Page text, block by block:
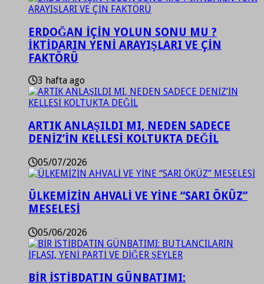
ERDOĞAN İÇİN YOLUN SONU MU ?
İKTİDARIN YENİ ARAYIŞLARI VE ÇİN
FAKTÖRÜ
3 hafta ago
ARTIK ANLAŞILDI MI, NEDEN SADECE
DENİZ’İN KELLESİ KOLTUKTA DEĞİL
05/07/2026
ÜLKEMİZİN AHVALİ VE YİNE “SARI ÖKÜZ”
MESELESİ
05/06/2026
BİR İSTİBDATIN GÜNBATIMI: